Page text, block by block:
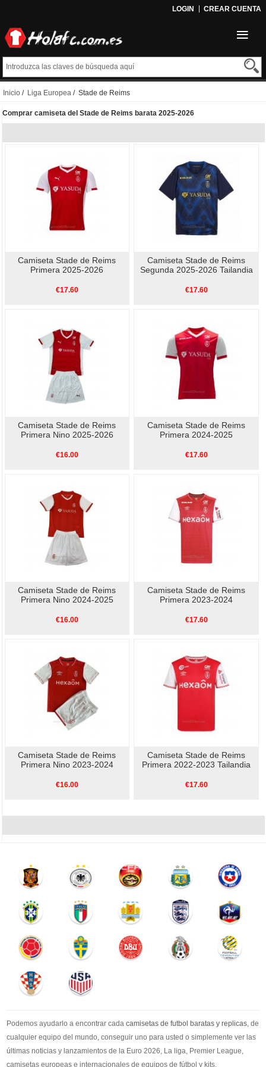
LOGIN CREAR CUENTA
Inicio / Liga Europea / Stade de Reims
Comprar camiseta del Stade de Reims barata 2025-2026
Camiseta Stade de Reims
Primera 2025-2026
€17.60
Camiseta Stade de Reims
Segunda 2025-2026 Tailandia
€17.60
Camiseta Stade de Reims
Primera Nino 2025-2026
€16.00
Camiseta Stade de Reims
Primera 2024-2025
€17.60
Camiseta Stade de Reims
Primera Nino 2024-2025
€16.00
Camiseta Stade de Reims
Primera 2023-2024
€17.60
Camiseta Stade de Reims
Primera Nino 2023-2024
€16.00
Camiseta Stade de Reims
Primera 2022-2023 Tailandia
€17.60
Podemos ayudarlo a encontrar cada camisetas de futbol baratas y replicas, de
cualquier equipo del mundo, conseguir uno para usted o simplemente ver las
últimas noticias y lanzamientos de la Euro 2026, La liga, Premier League,
camisetas europeas e internacionales de equipos de fútbol y kits.